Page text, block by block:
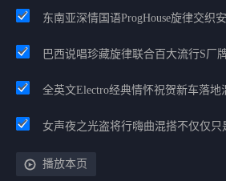
女声夜之光盗将行嗨曲混搭不仅仅只
播放本页